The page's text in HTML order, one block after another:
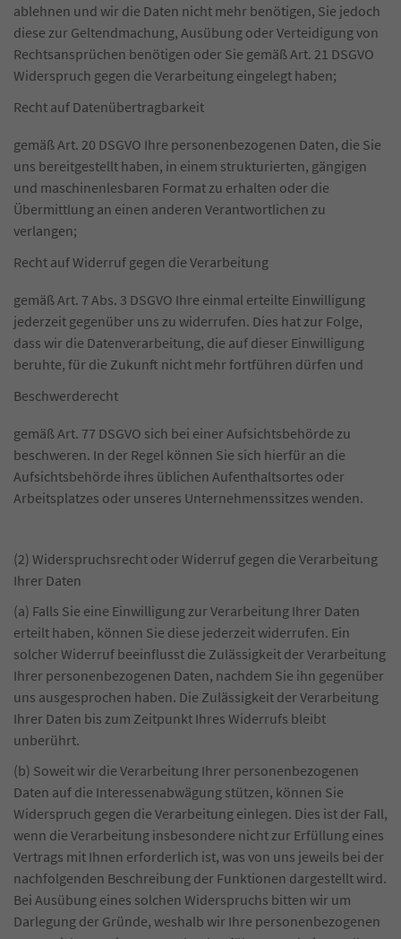
ablehnen und wir die Daten nicht mehr benötigen, Sie jedoch
diese zur Geltendmachung, Ausübung oder Verteidigung von
Rechtsansprüchen benötigen oder Sie gemäß Art. 21 DSGVO
Widerspruch gegen die Verarbeitung eingelegt haben;
Recht auf Datenübertragbarkeit
gemäß Art. 20 DSGVO Ihre personenbezogenen Daten, die Sie
uns bereitgestellt haben, in einem strukturierten, gängigen
und maschinenlesbaren Format zu erhalten oder die
Übermittlung an einen anderen Verantwortlichen zu
verlangen;
Recht auf Widerruf gegen die Verarbeitung
gemäß Art. 7 Abs. 3 DSGVO Ihre einmal erteilte Einwilligung
jederzeit gegenüber uns zu widerrufen. Dies hat zur Folge,
dass wir die Datenverarbeitung, die auf dieser Einwilligung
beruhte, für die Zukunft nicht mehr fortführen dürfen und
Beschwerderecht
gemäß Art. 77 DSGVO sich bei einer Aufsichtsbehörde zu
beschweren. In der Regel können Sie sich hierfür an die
Aufsichtsbehörde ihres üblichen Aufenthaltsortes oder
Arbeitsplatzes oder unseres Unternehmenssitzes wenden.
(2) Widerspruchsrecht oder Widerruf gegen die Verarbeitung
Ihrer Daten
(a) Falls Sie eine Einwilligung zur Verarbeitung Ihrer Daten
erteilt haben, können Sie diese jederzeit widerrufen. Ein
solcher Widerruf beeinflusst die Zulässigkeit der Verarbeitung
Ihrer personenbezogenen Daten, nachdem Sie ihn gegenüber
uns ausgesprochen haben. Die Zulässigkeit der Verarbeitung
Ihrer Daten bis zum Zeitpunkt Ihres Widerrufs bleibt
unberührt.
(b) Soweit wir die Verarbeitung Ihrer personenbezogenen
Daten auf die Interessenabwägung stützen, können Sie
Widerspruch gegen die Verarbeitung einlegen. Dies ist der Fall,
wenn die Verarbeitung insbesondere nicht zur Erfüllung eines
Vertrags mit Ihnen erforderlich ist, was von uns jeweils bei der
nachfolgenden Beschreibung der Funktionen dargestellt wird.
Bei Ausübung eines solchen Widerspruchs bitten wir um
Darlegung der Gründe, weshalb wir Ihre personenbezogenen